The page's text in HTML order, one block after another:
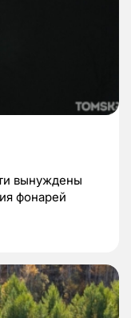
вынуждены
фонарей